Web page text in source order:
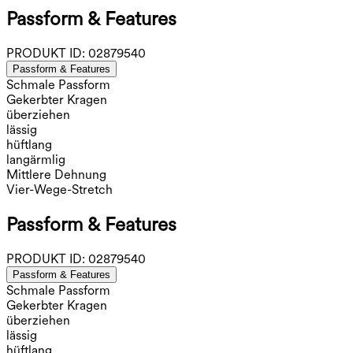
Passform & Features
PRODUKT ID: 02879540
Passform & Features
Schmale Passform
Gekerbter Kragen
überziehen
lässig
hüftlang
langärmlig
Mittlere Dehnung
Vier-Wege-Stretch
Passform & Features
PRODUKT ID: 02879540
Passform & Features
Schmale Passform
Gekerbter Kragen
überziehen
lässig